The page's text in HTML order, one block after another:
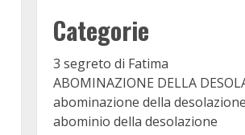
Categorie
3 segreto di Fatima
ABOMINAZIONE DELLA
abominazione della desolazione
abominio della desolazione